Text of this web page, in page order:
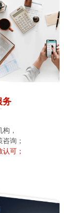
务
，
询；
可；